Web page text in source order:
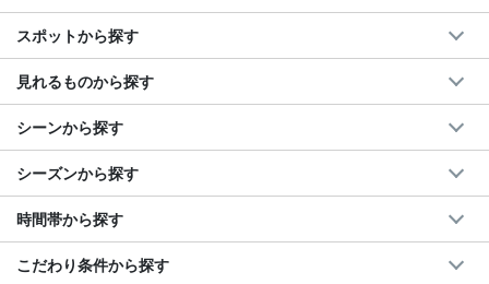
スポットから探す
見れるものから探す
シーンから探す
シーズンから探す
時間帯から探す
こだわり条件から探す